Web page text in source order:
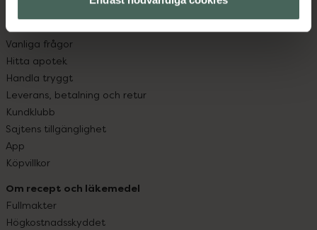
Kontakta oss
Vanliga frågor
Hitta apotek
Handla tryggt
Leverans, betalning och retur
Kundklubb
Sajtens tillgänglighet
App
Köpvillkor
Om recept och läkemedel
Fullmakter
Högkostnadsskyddet